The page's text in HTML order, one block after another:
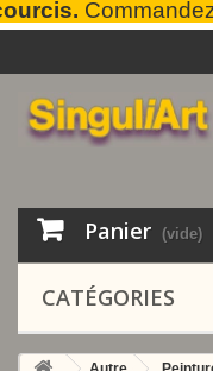
Commandez
Panier (vide)
CATÉGORIES